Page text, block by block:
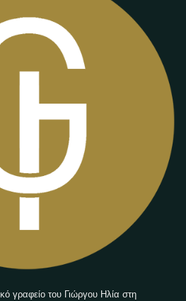
γραφείο του Γιώργου Ηλία στη